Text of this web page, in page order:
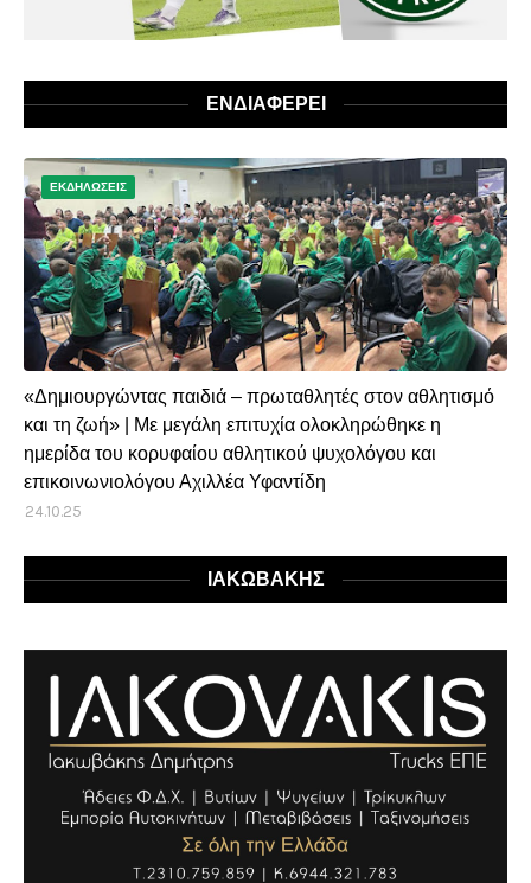
ΕΝΔΙΑΦΕΡΕΙ
ΕΚΔΗΛΩΣΕΙΣ
«Δημιουργώντας παιδιά – πρωταθλητές στον αθλητισμό
και τη ζωή» | Με μεγάλη επιτυχία ολοκληρώθηκε η
ημερίδα του κορυφαίου αθλητικού ψυχολόγου και
επικοινωνιολόγου Αχιλλέα Υφαντίδη
24.10.25
ΙΑΚΩΒΑΚΗΣ